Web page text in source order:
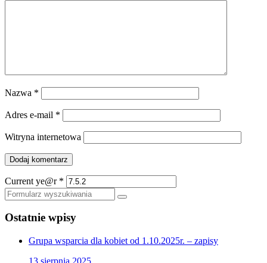
Nazwa *
Adres e-mail *
Witryna internetowa
Current ye@r *
Szukaj
Ostatnie wpisy
Grupa wsparcia dla kobiet od 1.10.2025r. – zapisy
13 sierpnia 2025